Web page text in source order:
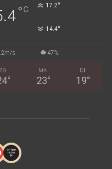
°C 17.2°
14.4°
s 47%
ZO
°
MA
23°
DI
19°